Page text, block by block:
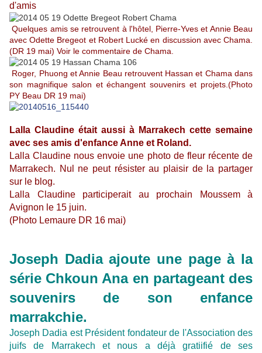
d'amis
Quelques amis se retrouvent à l'hôtel, Pierre-Yves et Annie Beau
avec Odette Bregeot et Robert Lucké en discussion avec Chama
(DR 19 mai) Voir le commentaire de Chama.
Roger, Phuong et Annie Beau retrouvent Hassan et Chama dans
son magnifique salon et échangent souvenirs et projets.(Photo
PY Beau DR 19 mai)
Lalla Claudine était aussi à Marrakech cette semaine
avec ses amis d'enfance Anne et Roland.
Lalla Claudine nous envoie une photo de fleur récente de
Marrakech. Nul ne peut résister au plaisir de la partager
sur le blog.
Lalla Claudine participerait au prochain Moussem à
Avignon le 15 juin.
(Photo Lemaure DR 16 mai)
Joseph Dadia ajoute une page à la
série Chkoun Ana en partageant des
souvenirs de son enfance
marrakchie.
Joseph Dadia est Président fondateur de l'Association des
juifs de Marrakech et nous a déjà gratiifié de ses